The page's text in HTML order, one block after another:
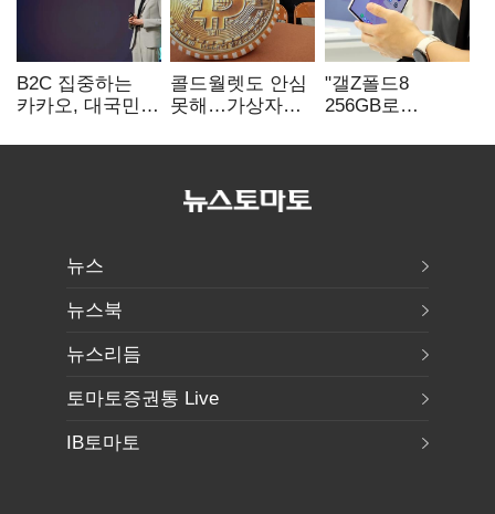
B2C 집중하는
카카오, 대국민
AI' 사활
콜드월렛도 안심
못해…가상자산
'보안 시험대'
"갤Z폴드8
256GB로
추가"
뉴스
뉴스북
뉴스리듬
토마토증권통 Live
IB토마토